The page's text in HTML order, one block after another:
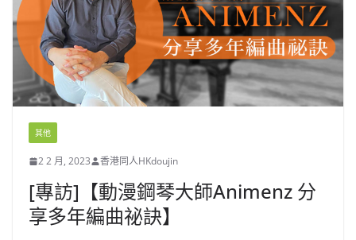
其他
2 2 月, 2023 香港同人HKdoujin
[專訪]【動漫鋼琴大師Animenz 分
享多年編曲祕訣】